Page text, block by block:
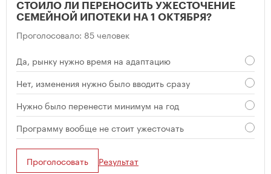
СТОИЛО ЛИ ПЕРЕНОСИТЬ УЖЕСТОЧЕНИЕ
СЕМЕЙНОЙ ИПОТЕКИ НА 1 ОКТЯБРЯ?
Проголосовало: 85 человек
Да, рынку нужно время на адаптацию
Нет, изменения нужно было вводить сразу
Нужно было перенести минимум на год
Программу вообще не стоит ужесточать
Проголосовать Результат